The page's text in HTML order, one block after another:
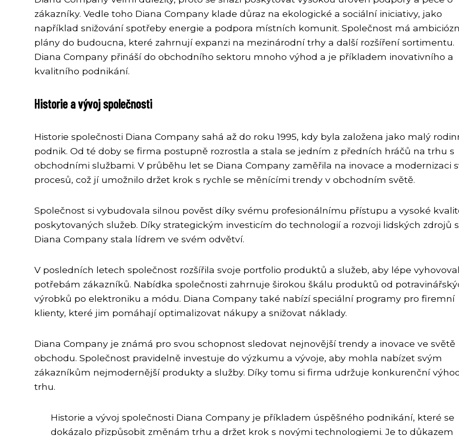
zákazníky. Vedle toho Diana Company klade důraz na ekologické a sociální iniciativy, jako
například snižování spotřeby energie a podpora místních komunit. Společnost má
plány do budoucna, které zahrnují expanzi na mezinárodní trhy a další rozšíření sortimentu.
Diana Company přináší do obchodního sektoru mnoho výhod a je příkladem inovativního a
kvalitního podnikání.
Historie a vývoj společnosti
Historie společnosti Diana Company sahá až do roku 1995, kdy byla založena jako malý
podnik. Od té doby se firma postupně rozrostla a stala se jedním z předních hráčů na trhu s
obchodními službami. V průběhu let se Diana Company zaměřila na inovace a modernizaci
procesů, což jí umožnilo držet krok s rychle se měnícími trendy v obchodním světě.
Společnost si vybudovala silnou pověst díky svému profesionálnímu přístupu a vysoké
poskytovaných služeb. Díky strategickým investicím do technologií a rozvoji lidských zdrojů
Diana Company stala lídrem ve svém odvětví.
V posledních letech společnost rozšířila svoje portfolio produktů a služeb, aby lépe
potřebám zákazníků. Nabídka společnosti zahrnuje širokou škálu produktů od
výrobků po elektroniku a módu. Diana Company také nabízí speciální programy pro firemní
klienty, které jim pomáhají optimalizovat nákupy a snižovat náklady.
Diana Company je známá pro svou schopnost sledovat nejnovější trendy a inovace ve světě
obchodu. Společnost pravidelně investuje do výzkumu a vývoje, aby mohla nabízet svým
zákazníkům nejmodernější produkty a služby. Díky tomu si firma udržuje konkurenční
trhu.
Historie a vývoj společnosti Diana Company je příkladem úspěšného podnikání, které se
dokázalo přizpůsobit změnám trhu a držet krok s novými technologiemi. Je to důkazem